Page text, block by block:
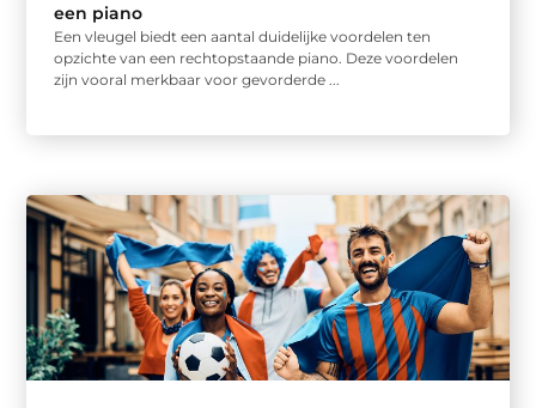
een piano
Een vleugel biedt een aantal duidelijke voordelen ten
opzichte van een rechtopstaande piano. Deze voordelen
zijn vooral merkbaar voor gevorderde ...